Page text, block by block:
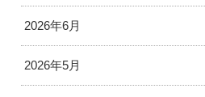
2026年6月
2026年5月